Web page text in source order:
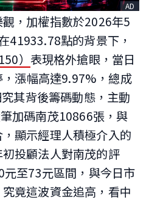
AD
，加權指數於2026年5
41933.78點的背景下，
） 表現格外搶眼，當日
漲幅高達9.97%，總成
其背後籌碼動態，主動
加碼南茂10866張，與
顯示經理人積極介入的
投顧法人對南茂的評
至73元區間，與今日市
竟這波資金追高，看中